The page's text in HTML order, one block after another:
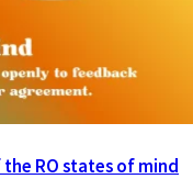
RO states of mind